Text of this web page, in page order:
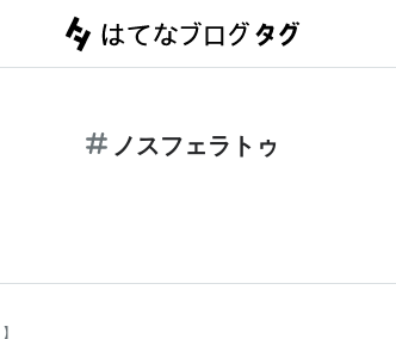
ノスフェラトゥ
】